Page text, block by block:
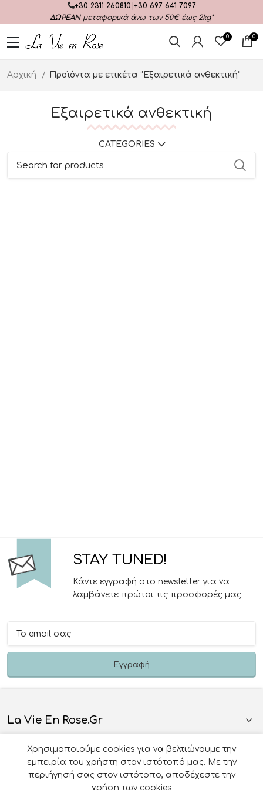
+30 2311 260810 +30 697 641 7097
ΔΩΡΕΑΝμεταφορικά άνω των 50€ έως 2kg*
0 0
Αρχική Προϊόντα με ετικέτα “Εξαιρετικά ανθεκτική”
Εξαιρετικά ανθεκτική
CATEGORIES
STAY TUNED!
Κάντε εγγραφή στο newsletter για να
λαμβάνετε πρώτοι τις προσφορές μας.
La Vie En Rose.gr
Πληροφορίες
Χρησιμοποιούμε cookies για να βελτιώνουμε την
εμπειρία του χρήστη στον ιστότοπό μας. Με την
περιήγησή σας στον ιστότοπο, αποδέχεστε την
χρήση των cookies